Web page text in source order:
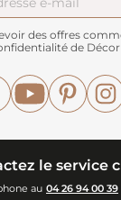
des offres
de
FacebookYouTube
le service
au 04 26 94 00 39